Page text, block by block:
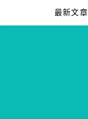
content
最新文章